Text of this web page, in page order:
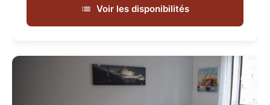
Voir les disponibilités